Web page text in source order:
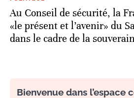
Au Conseil de sécurité, la
«le présent et l’avenir» du
dans le cadre de la
Bienvenue dans l’espace